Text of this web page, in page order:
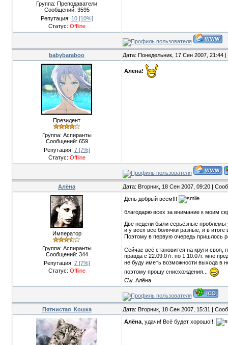
Группа: Преподаватели
Сообщений: 3595
Репутация: 10 [10%]
Статус: Offline
babybaraboo Дата: Понедельник, 17 Сен 2007, 21:44
Президент
Группа: Аспиранты
Сообщений: 659
Репутация: 7 [7%]
Статус: Offline
Алена!
Алёна Дата: Вторник, 18 Сен 2007, 09:20 |
Император
Группа: Аспиранты
Сообщений: 344
Репутация: 7 [7%]
Статус: Offline
День добрый всем!!!
благодарю всех за внимание к моим
Две недели были серьёзные проблемы
и у всех все болячки разные, и в
Поэтому в первую очередь пришлось
Сейчас всё становится на круги своя,
правда с 22.09.07г. по 1.10.07г. мне
не буду иметь возможности выхода в
поэтому прошу снисхождения...
С\у. Алёна.
Пятнистая_Кошка Дата: Вторник, 18 Сен 2007, 15:31 |
Алёна, удачи! Всё будет хорошо!!!